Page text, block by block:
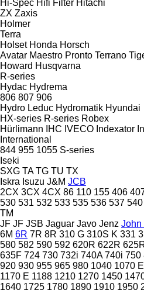
Hi-Spec Hifi Filter Hitachi
ZX Zaxis
Holmer
Terra
Holset Honda Horsch
Avatar Maestro Pronto Terrano
Howard Husqvarna
R-series
Hydac Hydrema
806 807 906
Hydro Leduc Hydromatik Hyundai
HX-series R-series Robex
Hürlimann
IHC IVECO Indexator
International
844 955 1055 S-series
Iseki
SXG TA TG TU TX
Iskra Isuzu J&M JCB
2CX 3CX 4CX 86 110 155 406
530 531 532 533 535 536 537 540
TM
JF JF JSB Jaguar Javo Jenz John
6M 6R 7R 8R 310 G 310S K 331
580 582 590 592 620R 622R
635F 724 730 732i 740A 740i 750
920 930 955 965 980 1040 1070 E
1170 E 1188 1210 1270 1450
1640 1725 1780 1890 1910 1950